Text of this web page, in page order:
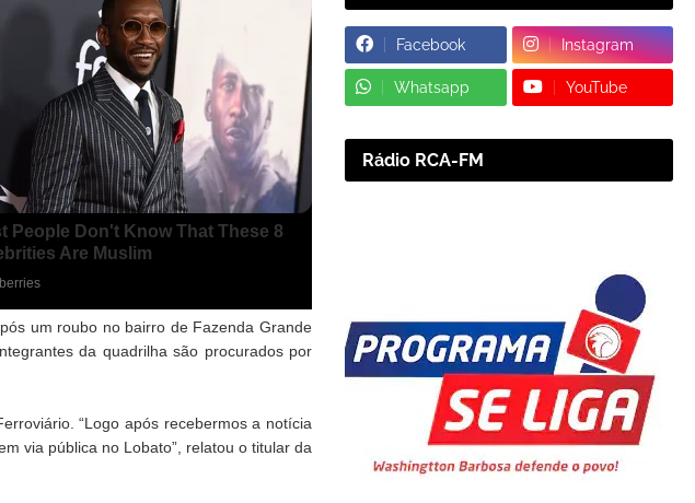
um roubo no bairro de Fazenda Grande
da quadrilha são procurados por
“Logo após recebermos a notícia
via pública no Lobato”, relatou o titular da
Facebook Instagram
Whatsapp YouTube
Rádio RCA-FM